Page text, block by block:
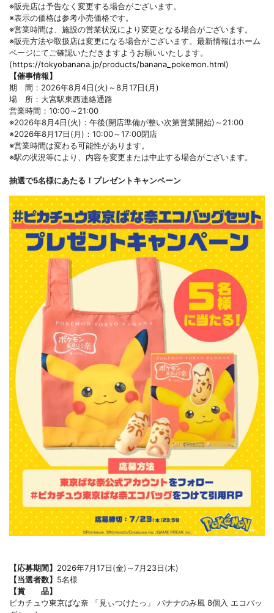
※販売店は予告なく変更する場合がございます。
※表示の価格は参考小売価格です。
※営業時間は、施設の営業状況により変更となる場合がございます。
※販売方法や取扱店は変更になる場合がございます。最新情報はホーム
ページにてご確認いただきますようお願いいたします。
(https://tokyobanana.jp/products/banana_pokemon.html)
【催事情報】
期 間：2026年8月4日(火)～8月17日(月)
場 所：大宮駅東西連絡通路
営業時間：10:00～21:00
※2026年8月4日(火)：午後(開店準備が整い次第営業開始)～21:00
※2026年8月17日(月)：10:00～17:00閉店
※営業時間は変わる可能性があります。
※駅の状況等により、内容を変更または中止する場合がございます。
抽選で5名様にあたる！プレゼントキャンペーン
【応募期間】 2026年7月17日(金)～7月23日(木)
【当選者数】 5名様
【賞 品】
ピカチュウ東京ばな奈 「見ぃつけたっ」 バナナのみ風 8個入 エコバッ